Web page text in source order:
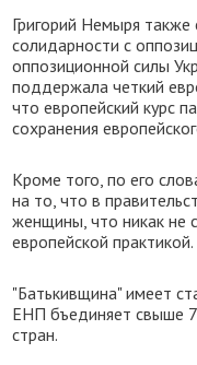
Григорий Немыря
солидарности с
оппозиционной силы
поддержала четкий
что европейский курс
сохранения
Кроме того, по его
на то, что в
женщины, что никак не
европейской практикой.
"Батькивщина" имеет
ЕНП бъединяет свыше
стран.